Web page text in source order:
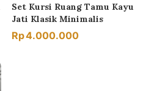
Set Kursi Ruang Tamu Kayu
Jati Klasik Minimalis
Rp4.000.000